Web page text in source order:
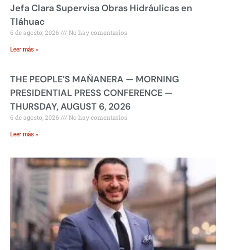
Jefa Clara Supervisa Obras Hidráulicas en
Tláhuac
6 de agosto, 2026 No hay comentarios
Leer más »
THE PEOPLE’S MAÑANERA — MORNING
PRESIDENTIAL PRESS CONFERENCE —
THURSDAY, AUGUST 6, 2026
6 de agosto, 2026 No hay comentarios
Leer más »